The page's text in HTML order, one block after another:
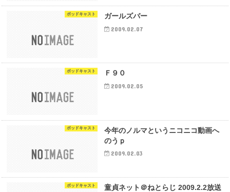
ポッドキャスト ガールズバー
2009.02.07
ポッドキャスト Ｆ９０
2009.02.05
ポッドキャスト
今年のノルマというニコニコ動画へ
のうｐ
2009.02.03
ポッドキャスト
童貞ネット＠ねとらじ 2009.2.2放送